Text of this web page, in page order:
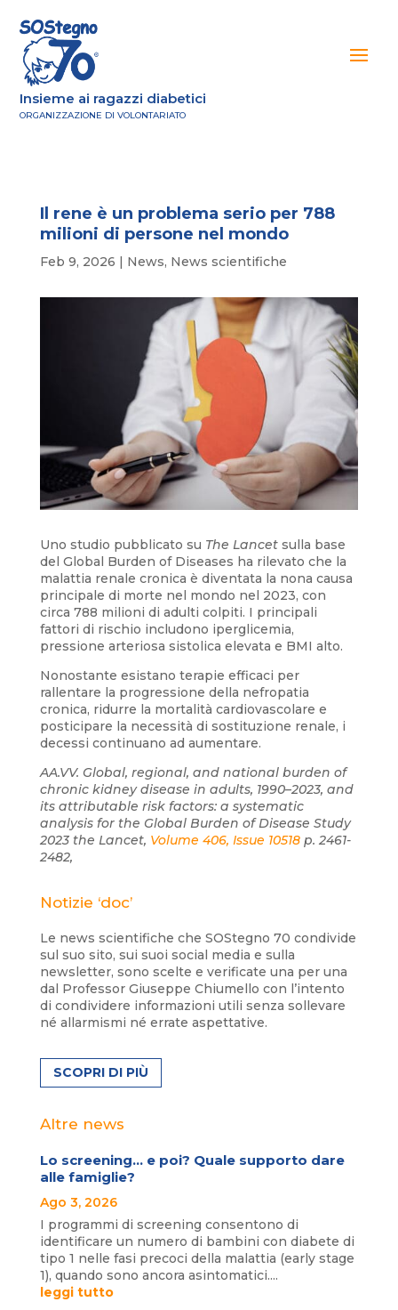
Insieme ai ragazzi diabetici
ORGANIZZAZIONE DI VOLONTARIATO
Il rene è un problema serio per 788
milioni di persone nel mondo
Feb 9, 2026 | News, News scientifiche
Uno studio pubblicato su The Lancetsulla base
del Global Burden of Diseases ha rilevato che la
malattia renale cronica è diventata la nona causa
principale di morte nel mondo nel 2023, con
circa 788 milioni di adulti colpiti. I principali
fattori di rischio includono iperglicemia,
pressione arteriosa sistolica elevata e BMI alto.
Nonostante esistano terapie efficaci per
rallentare la progressione della nefropatia
cronica, ridurre la mortalità cardiovascolare e
posticipare la necessità di sostituzione renale, i
decessi continuano ad aumentare.
AA.VV. Global, regional, and national burden of
chronic kidney disease in adults, 1990–2023, and
its attributable risk factors: a systematic
analysis for the Global Burden of Disease Study
2023 the Lancet, Volume 406, Issue 10518p. 2461-
2482,
Notizie ‘doc’
Le news scientifiche che SOStegno 70 condivide
sul suo sito, sui suoi social media e sulla
newsletter, sono scelte e verificate una per una
dal Professor Giuseppe Chiumello con l’intento
di condividere informazioni utili senza sollevare
né allarmismi né errate aspettative.
SCOPRI DI PIÙ
Altre news
Lo screening… e poi? Quale supporto dare
alle famiglie?
Ago 3, 2026
I programmi di screening consentono di
identificare un numero di bambini con diabete di
tipo 1 nelle fasi precoci della malattia (early stage
1), quando sono ancora asintomatici....
leggi tutto